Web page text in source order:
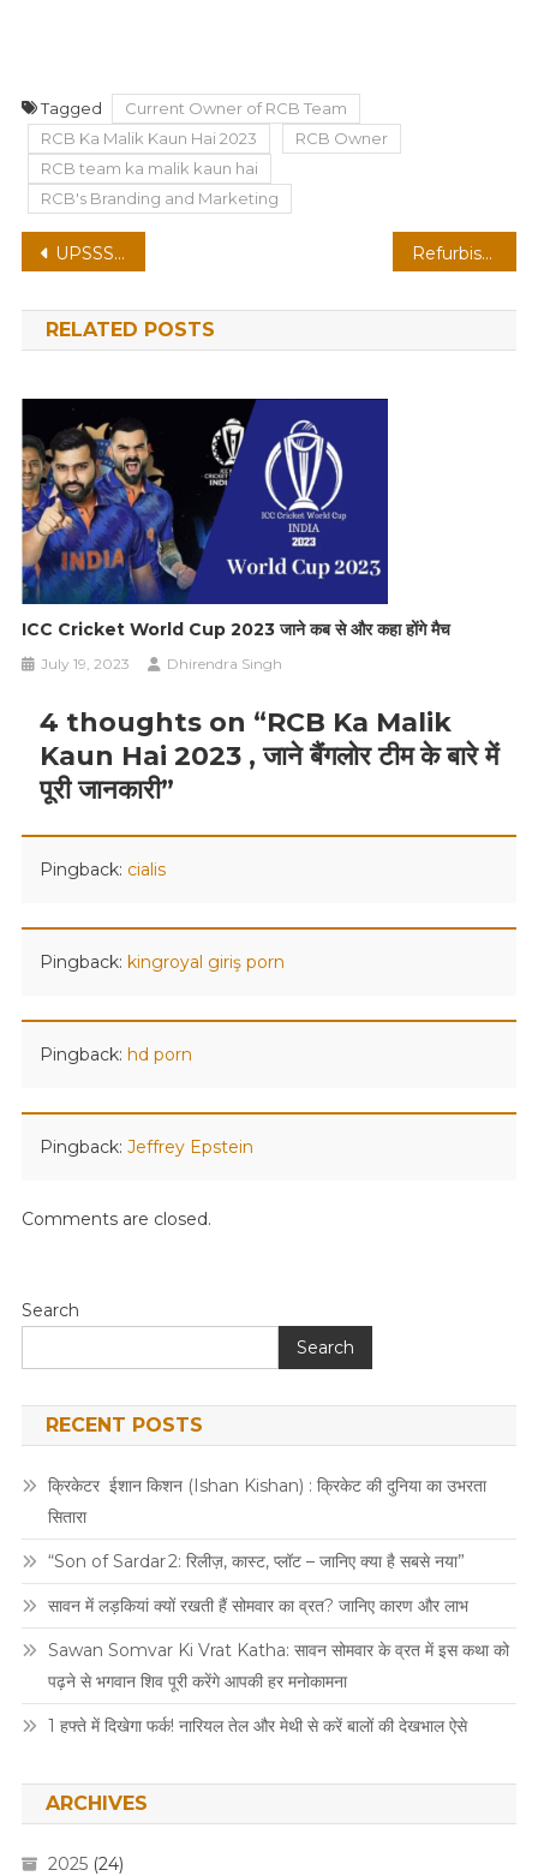
Tagged
Current Owner of RCB Team
RCB Ka Malik Kaun Hai 2023
RCB Owner
RCB team ka malik kaun hai
RCB's Branding and Marketing
Post
navigation
UPSSSC PET Exam 2023 का नोटिफिकेशन हुआ रिलीज़ जाने पूरी जानकारी Refurbished Secondhand Mobile फोन कैसे खरीदे
RELATED POSTS
ICC Cricket World Cup 2023 जाने कब से और कहा होंगे मैच
July 19, 2023 Dhirendra Singh
4 thoughts on “RCB Ka Malik
Kaun Hai 2023 , जाने बैंगलोर टीम के बारे में
पूरी जानकारी”
Pingback: cialis
Pingback: kingroyal giriş porn
Pingback: hd porn
Pingback: Jeffrey Epstein
Comments are closed.
Search
Search
RECENT POSTS
क्रिकेटर ईशान किशन (Ishan Kishan) : क्रिकेट की दुनिया का उभरता
सितारा
“Son of Sardar 2: रिलीज़, कास्ट, प्लॉट – जानिए क्या है सबसे नया”
सावन में लड़कियां क्यों रखती हैं सोमवार का व्रत? जानिए कारण और लाभ
Sawan Somvar Ki Vrat Katha: सावन सोमवार के व्रत में इस कथा को
पढ़ने से भगवान शिव पूरी करेंगे आपकी हर मनोकामना
1 हफ्ते में दिखेगा फर्क! नारियल तेल और मेथी से करें बालों की देखभाल ऐसे
ARCHIVES
2025(24)